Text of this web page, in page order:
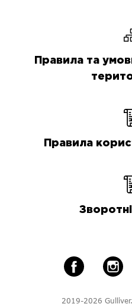
Правила та
Правила
2019-2026